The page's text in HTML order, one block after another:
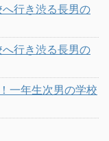
行き渋る長男の
行き渋る長男の
一年生次男の学校